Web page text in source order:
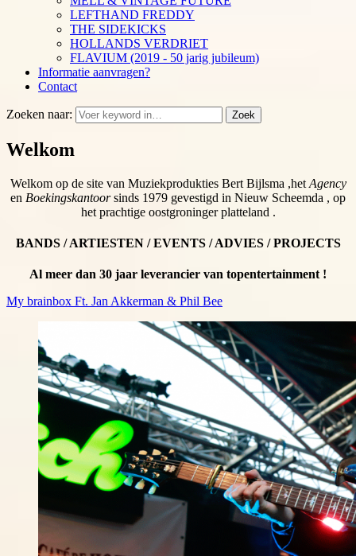
LEFTHAND FREDDY
THE SIDEKICKS
HOLLANDS VERDRIET
FLAVIUM (2019 - 50 jarig jubileum)
Informatie aanvragen?
Contact
Zoeken naar: Zoek
Welkom
Welkom op de site van Muziekprodukties Bert Bijlsma ,het Agency
en Boekingskantoorsinds 1979 gevestigd in Nieuw Scheemda , op
het prachtige oostgroninger platteland .
BANDS / ARTIESTEN / EVENTS / ADVIES / PROJECTS
Al meer dan 30 jaar leverancier van topentertainment !
My brainbox Ft. Jan Akkerman & Phil Bee